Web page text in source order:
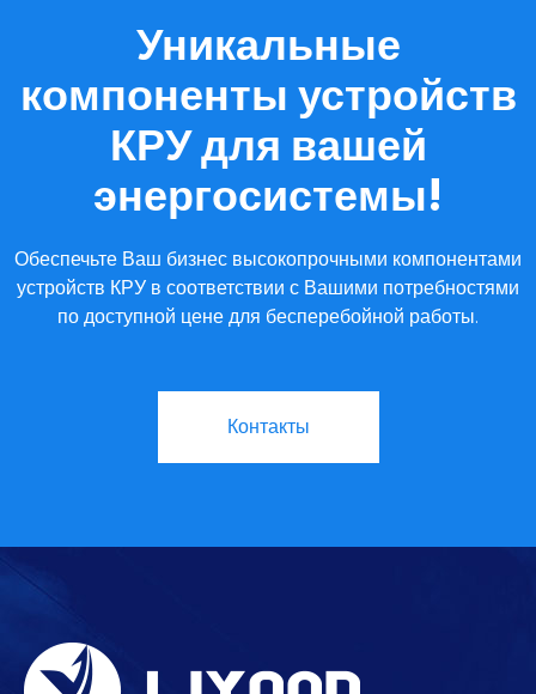
Уникальные
компоненты устройств
КРУ для вашей
энергосистемы!
Обеспечьте Ваш бизнес высокопрочными компонентами
устройств КРУ в соответствии с Вашими потребностями
по доступной цене для бесперебойной работы.
Контакты